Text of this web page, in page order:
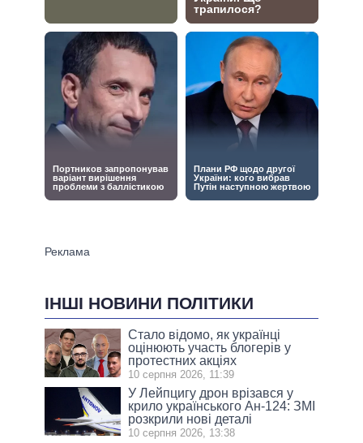
ІНШІ НОВИНИ ПОЛІТИКИ
Стало відомо, як українці
оцінюють участь блогерів у
протестних акціях
10 серпня 2026, 11:39
У Лейпцигу дрон врізався у
крило українського Ан-124: ЗМІ
розкрили нові деталі
10 серпня 2026, 13:38